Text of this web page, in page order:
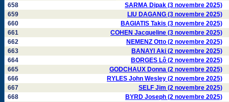
658
SARMA Dipak (3 novembre 2025)
659
LIU DAGANG (3 novembre 2025)
660
BAGIATIS Takis (3 novembre 2025)
661
COHEN Jacqueline (3 novembre 2025)
662
NEMENZ Otto (2 novembre 2025)
663
BANAYI Aki (2 novembre 2025)
664
BORGES Lô (2 novembre 2025)
665
GODCHAUX Donna (2 novembre 2025)
666
RYLES John Wesley (2 novembre 2025)
667
SELF Jim (2 novembre 2025)
668
BYRD Joseph (2 novembre 2025)